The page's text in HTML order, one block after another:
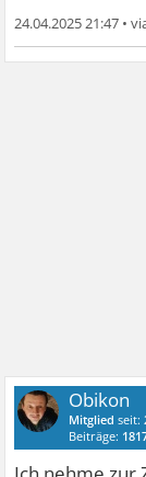
24.04.2025 21:47 •
Obikon
Mitglied seit:
Beiträge: